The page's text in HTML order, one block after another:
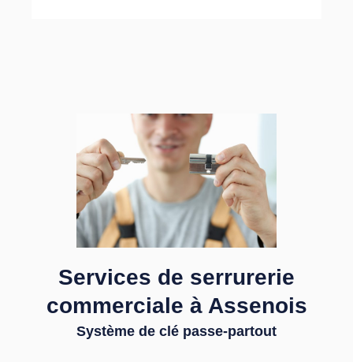
Services de serrurerie
commerciale à Assenois
Système de clé passe-partout